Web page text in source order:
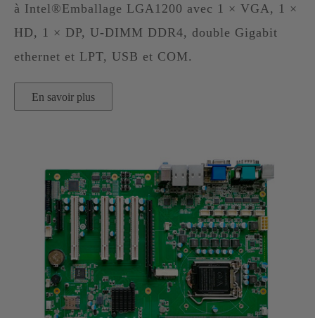
à Intel®Emballage LGA1200 avec 1 × VGA, 1 ×
HD, 1 × DP, U-DIMM DDR4, double Gigabit
ethernet et LPT, USB et COM.
En savoir plus